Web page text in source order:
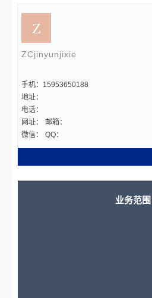
ZCjinyunjixie
手机：15953650188
地址：
电话：
网址：
邮箱：
微信：
QQ：
业务范围